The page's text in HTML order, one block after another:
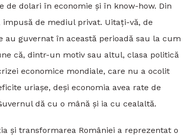
dolari în economie și în know-how. Din
de mediul privat. Uitați-vă, de
guvernat în această perioadă sau la cum
că, dintr-un motiv sau altul, clasa politică
economice mondiale, care nu a ocolit
uriașe, deși economia avea rate de
dă cu o mână și ia cu cealaltă.
și transformarea României a reprezentat o